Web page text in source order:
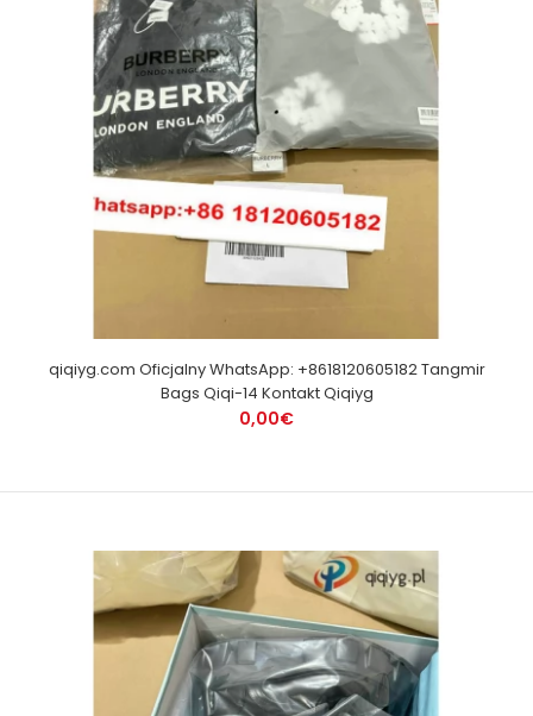
qiqiyg.com Oficjalny WhatsApp: +8618120605182 Tangmir
Bags Qiqi-14 Kontakt Qiqiyg
0,00€